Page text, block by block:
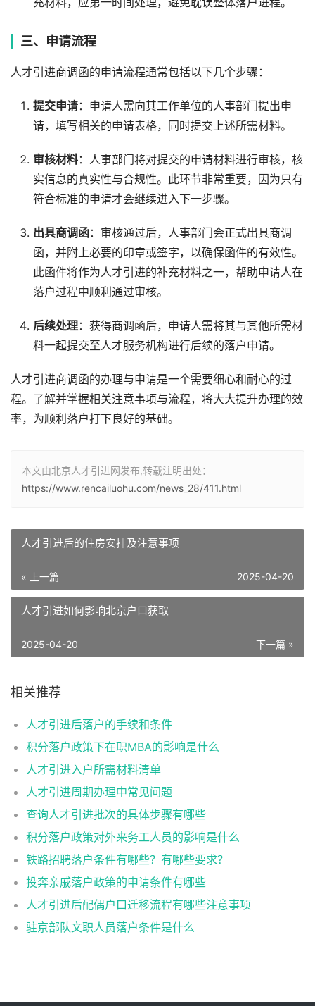
三、申请流程
人才引进商调函的申请流程通常包括以下几个步骤：
提交申请：申请人需向其工作单位的人事部门提出申
请，填写相关的申请表格，同时提交上述所需材料。
审核材料：人事部门将对提交的申请材料进行审核，核
实信息的真实性与合规性。此环节非常重要，因为只有
符合标准的申请才会继续进入下一步骤。
出具商调函：审核通过后，人事部门会正式出具商调
函，并附上必要的印章或签字，以确保函件的有效性。
此函件将作为人才引进的补充材料之一，帮助申请人在
落户过程中顺利通过审核。
后续处理：获得商调函后，申请人需将其与其他所需材
料一起提交至人才服务机构进行后续的落户申请。
人才引进商调函的办理与申请是一个需要细心和耐心的过
程。了解并掌握相关注意事项与流程，将大大提升办理的效
率，为顺利落户打下良好的基础。
本文由北京人才引进网发布,转载注明出处：
https://www.rencailuohu.com/news_28/411.html
人才引进后的住房安排及注意事项
« 上一篇 2025-04-20
人才引进如何影响北京户口获取
下一篇 »
2025-04-20
相关推荐
人才引进后落户的手续和条件
积分落户政策下在职MBA的影响是什么
人才引进入户所需材料清单
人才引进周期办理中常见问题
查询人才引进批次的具体步骤有哪些
积分落户政策对外来务工人员的影响是什么
铁路招聘落户条件有哪些？有哪些要求？
投奔亲戚落户政策的申请条件有哪些
人才引进后配偶户口迁移流程有哪些注意事项
驻京部队文职人员落户条件是什么